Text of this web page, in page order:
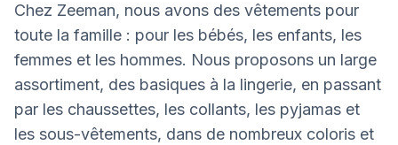
Chez Zeeman, nous avons des vêtements pour
toute la famille : pour les bébés, les enfants, les
femmes et les hommes. Nous proposons un large
assortiment, des basiques à la lingerie, en passant
par les chaussettes, les collants, les pyjamas et
les sous-vêtements, dans de nombreux coloris et